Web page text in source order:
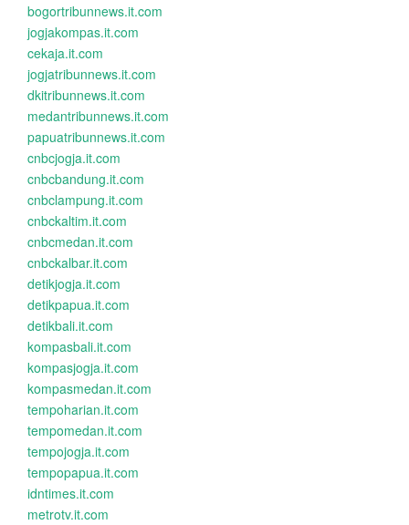
bogortribunnews.it.com
jogjakompas.it.com
cekaja.it.com
jogjatribunnews.it.com
dkitribunnews.it.com
medantribunnews.it.com
papuatribunnews.it.com
cnbcjogja.it.com
cnbcbandung.it.com
cnbclampung.it.com
cnbckaltim.it.com
cnbcmedan.it.com
cnbckalbar.it.com
detikjogja.it.com
detikpapua.it.com
detikbali.it.com
kompasbali.it.com
kompasjogja.it.com
kompasmedan.it.com
tempoharian.it.com
tempomedan.it.com
tempojogja.it.com
tempopapua.it.com
idntimes.it.com
metrotv.it.com